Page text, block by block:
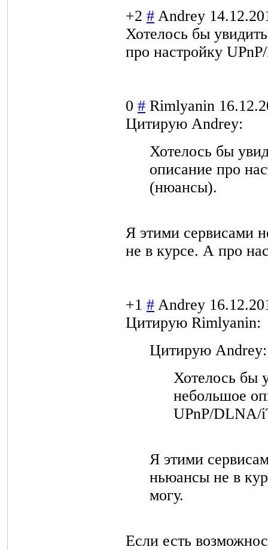
+2 # Andrey
Хотелось бы
про настройку
0 # Rimlyanin
Цитирую Andrey:
Хотелось бы
описание про
(нюансы).
Я этими сервисами
не в курсе. А про
+1 # Andrey
Цитирую Rimlyanin:
Цитирую Andrey:
Хотелось бы
небольшое
UPnP/DLNA/
Я этими
ньюансы не в
могу.
Если есть